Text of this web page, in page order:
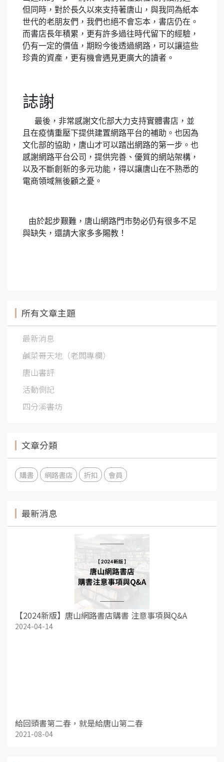
但同時，對於長久以來支持著唐山，與我同為紙本
世代的老朋友們，我們也絕不會忘本，書店仍在。
而書店長年積累，更有許多過往時代留下的經驗，
仍有一定的價值，期盼今後透過網路，可以讓這些
珍貴的資產，更有機會遇見更廣大的讀者。
誌謝
最後，非常感謝文化部大力支持實體書店，並
且在疫情重壓下提供建置網路平台的補助。也因為
文化部的協助，唐山才可以踏出網路的第一步。也
感謝網路平台公司，提供完善、優質的網站架構，
以及不斷創新的多元功能，得以讓唐山在不熟悉的
電商領域無後顧之憂。
由於起步艱難，唐山網路門市勢必仍有很多不足
與缺失，還請大家多多賜教！
所有文章主題
最新消息
鹹菜哥天地（老闆專欄）
唐山書評
活動側記
四分溪書坊
文章分類
購書 網路書店 折扣 會員
最新消息
【2024新版】唐山網路書店購書 注意事項與Q&A
2024-04-14
給回頭書第二春，就是給唐山第二春
2021-08-04